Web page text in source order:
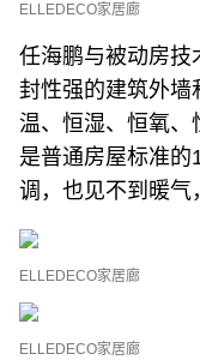
ELLEDECO家居廊
任海鹏与被动房技
封性强的建筑外墙
温、恒湿、恒氧、
是普通房屋标准的
调，也见不到暖气
ELLEDECO家居廊
ELLEDECO家居廊